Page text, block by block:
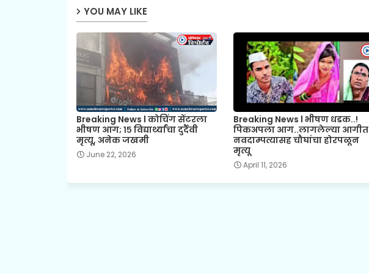
YOU MAY LIKE
Breaking News l कोचिंग सेंटरला
भीषण आग; १५ विद्यार्थ्यांचा दुर्दैवी
मृत्यू, अनेक जखमी
June 22, 2026
Breaking News l भीषण धडक..!
पिकअपला आग..लागलेल्या आगीत
नवदाम्पत्यासह चौघांचा होरपळून
मृत्यू
April 11, 2026